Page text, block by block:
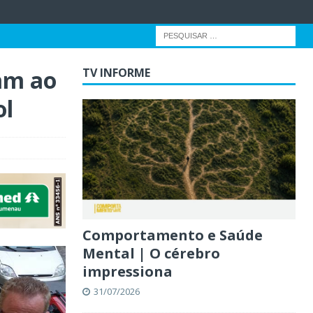
ao
TV INFORME
Comportamento e Saúde
Mental | O cérebro
impressiona
31/07/2026